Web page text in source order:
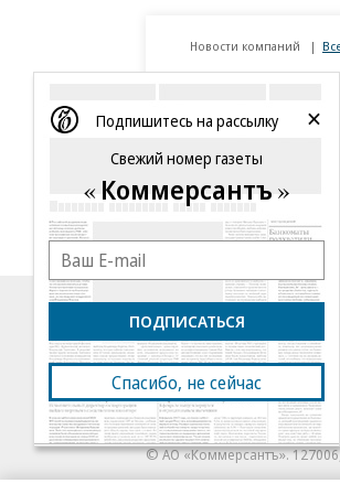
Новости компаний
07.08.2026
Бизнес-центр STONE
Благотворительный фонд
18+ реклама
© АО «Коммерсантъ».
Сетевое издание
Подпишитесь на рассылку
Свежий номер газеты
Коммерсантъ
ПОДПИСАТЬСЯ
Спасибо, не сейчас